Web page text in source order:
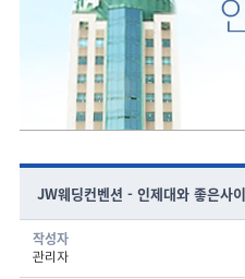
JW웨딩컨벤션 - 인제대와 좋은사
작성자
관리자